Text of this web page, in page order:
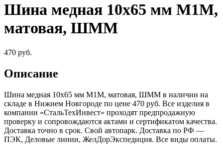
Шина медная 10х65 мм М1М,
матовая, ШММ
470 руб.
Описание
Шина медная 10х65 мм М1М, матовая, ШММ в наличии на
складе в Нижнем Новгороде по цене 470 руб. Все изделия в
компании «СтальТехИнвест» проходят предпродажную
проверку и сопровождаются актами и сертификатом качества.
Доставка точно в срок. Свой автопарк. Доставка по РФ —
ПЭК, Деловые линии, ЖелДорЭкспедиция. Все виды оплаты.